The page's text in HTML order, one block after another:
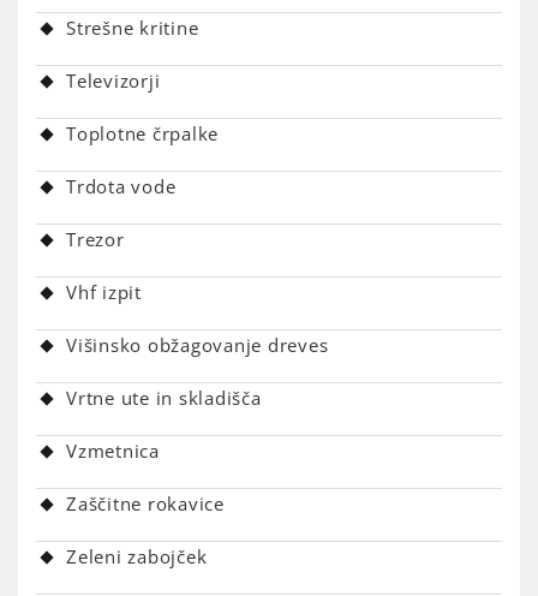
Strešne kritine
Televizorji
Toplotne črpalke
Trdota vode
Trezor
Vhf izpit
Višinsko obžagovanje dreves
Vrtne ute in skladišča
Vzmetnica
Zaščitne rokavice
Zeleni zabojček